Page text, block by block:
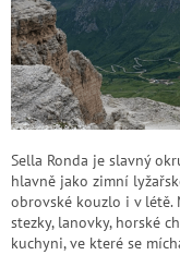
Sella Ronda je slavný
hlavně jako zimní
obrovské kouzlo i v létě.
stezky, lanovky, horské
kuchyni, ve které se